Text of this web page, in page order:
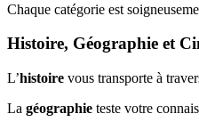
Chaque catégorie est
Histoire, Géographie et
L’histoire vous transporte à
La géographie teste votre